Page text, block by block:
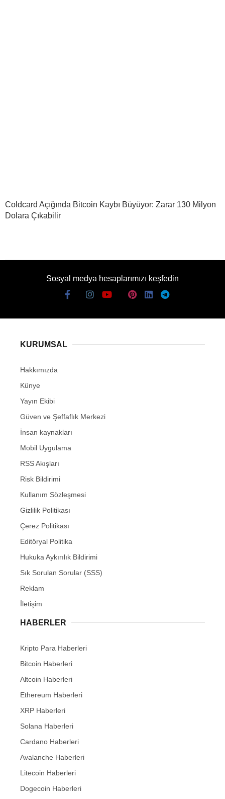
Coldcard Açığında Bitcoin Kaybı Büyüyor: Zarar 130 Milyon
Dolara Çıkabilir
Sosyal medya hesaplarımızı keşfedin
KURUMSAL
Hakkımızda
Künye
Yayın Ekibi
Güven ve Şeffaflık Merkezi
İnsan kaynakları
Mobil Uygulama
RSS Akışları
Risk Bildirimi
Kullanım Sözleşmesi
Gizlilik Politikası
Çerez Politikası
Editöryal Politika
Hukuka Aykırılık Bildirimi
Sık Sorulan Sorular (SSS)
Reklam
İletişim
HABERLER
Kripto Para Haberleri
Bitcoin Haberleri
Altcoin Haberleri
Ethereum Haberleri
XRP Haberleri
Solana Haberleri
Cardano Haberleri
Avalanche Haberleri
Litecoin Haberleri
Dogecoin Haberleri